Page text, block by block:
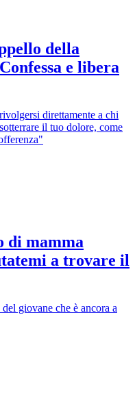
della
e libera
direttamente a chi
il tuo dolore, come
di mamma
a trovare il
giovane che è ancora a